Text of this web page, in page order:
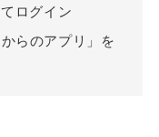
ログイン
らのアプリ」を